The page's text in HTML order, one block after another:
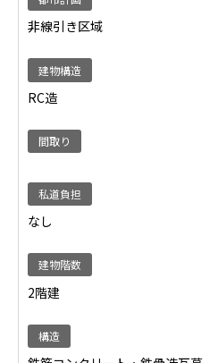
非線引き区域
建物構造
RC造
間取り
私道負担
なし
建物階数
2階建
構造